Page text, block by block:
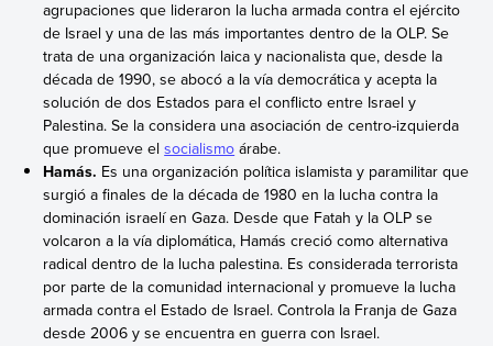
agrupaciones que lideraron la lucha armada contra el ejército
de Israel y una de las más importantes dentro de la OLP. Se
trata de una organización laica y nacionalista que, desde la
década de 1990, se abocó a la vía democrática y acepta la
solución de dos Estados para el conflicto entre Israel y
Palestina. Se la considera una asociación de centro-izquierda
que promueve elsocialismo árabe.
Hamás. Es una organización política islamista y paramilitar que
surgió a finales de la década de 1980 en la lucha contra la
dominación israelí en Gaza. Desde que Fatah y la OLP se
volcaron a la vía diplomática, Hamás creció como alternativa
radical dentro de la lucha palestina. Es considerada terrorista
por parte de la comunidad internacional y promueve la lucha
armada contra el Estado de Israel. Controla la Franja de Gaza
desde 2006 y se encuentra en guerra con Israel.